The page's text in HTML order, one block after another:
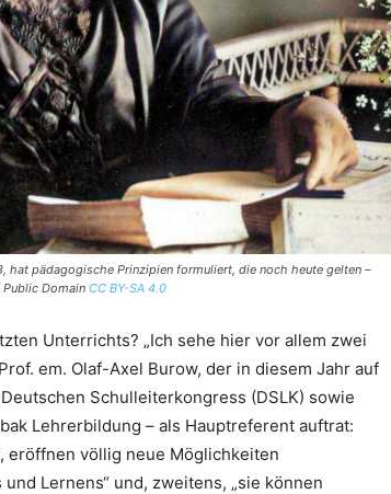
pädagogische Prinzipien formuliert, die noch heute gelten –
Domain CC BY-SA 4.0
Unterrichts? „Ich sehe hier vor allem zwei
em. Olaf-Axel Burow, der in diesem Jahr auf
Schulleiterkongress (DSLK) sowie
Lehrerbildung – als Hauptreferent auftrat:
eröffnen völlig neue Möglichkeiten
Lernens“ und, zweitens, „sie können